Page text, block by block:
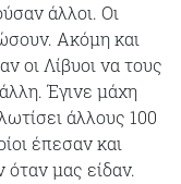
άλλοι. Οι
Ακόμη και
οι Λίβυοι να τους
Έγινε μάχη
άλλους 100
έπεσαν και
όταν μας είδαν.